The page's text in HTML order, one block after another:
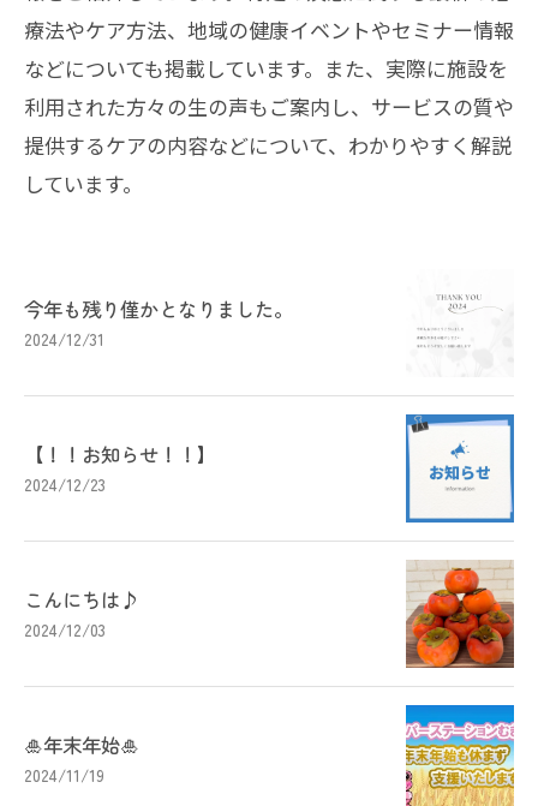
療法やケア方法、地域の健康イベントやセミナー情報
などについても掲載しています。また、実際に施設を
利用された方々の生の声もご案内し、サービスの質や
提供するケアの内容などについて、わかりやすく解説
しています。
今年も残り僅かとなりました。
2024/12/31
【！！お知らせ！！】
2024/12/23
こんにちは♪
2024/12/03
🎍年末年始🎍
2024/11/19